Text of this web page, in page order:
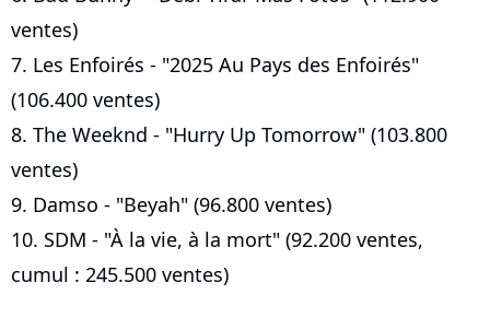
ventes)
7. Les Enfoirés - "2025 Au Pays des Enfoirés"
(106.400 ventes)
8. The Weeknd - "Hurry Up Tomorrow" (103.800
ventes)
9. Damso - "Beyah" (96.800 ventes)
10. SDM - "À la vie, à la mort" (92.200 ventes,
cumul : 245.500 ventes)